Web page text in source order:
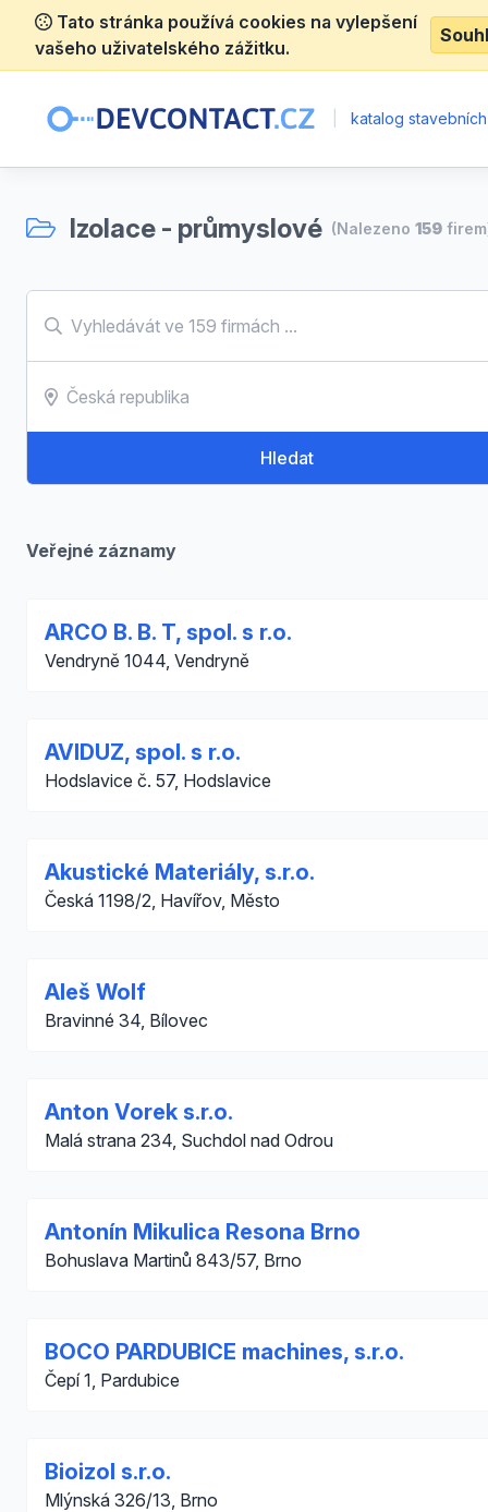
Tato stránka používá cookies na vylepšení
vašeho uživatelského zážitku.
katalog
Izolace - průmyslové (Nalezeno 159
Hledat
Veřejné záznamy
ARCO B. B. T, spol. s r.o.
Vendryně 1044, Vendryně
AVIDUZ, spol. s r.o.
Hodslavice č. 57, Hodslavice
Akustické Materiály, s.r.o.
Česká 1198/2, Havířov, Město
Aleš Wolf
Bravinné 34, Bílovec
Anton Vorek s.r.o.
Malá strana 234, Suchdol nad Odrou
Antonín Mikulica Resona Brno
Bohuslava Martinů 843/57, Brno
BOCO PARDUBICE machines, s.r.o.
Čepí 1, Pardubice
Bioizol s.r.o.
Mlýnská 326/13, Brno